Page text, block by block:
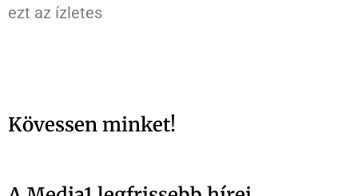
ezt az ízletes
Kövessen minket!